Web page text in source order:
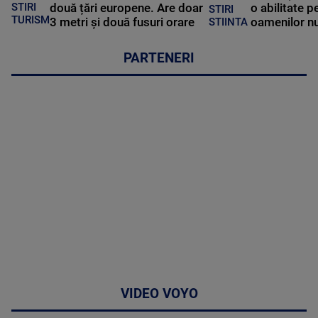
STIRI
TURISM
două țări europene. Are doar
3 metri și două fusuri orare
STIRI
STIINTA
o abilitate
oamenilor
PARTENERI
VIDEO VOYO